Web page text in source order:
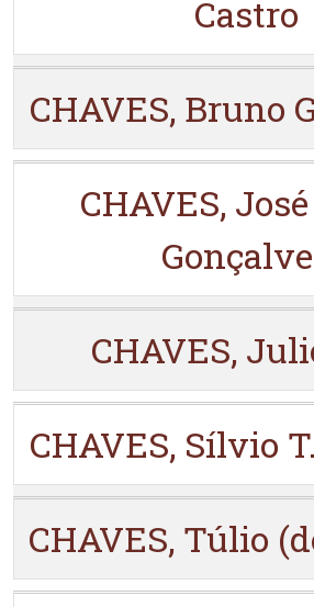
Castro
CHAVES, Bruno
CHAVES,
CHAVES,
CHAVES, Sílvio
CHAVES, Túlio